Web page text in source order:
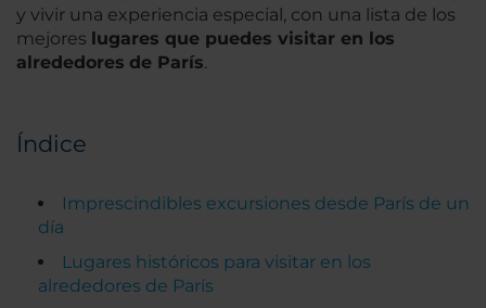
y vivir una experiencia especial, con una lista de los
mejores lugares que puedes visitar en los
alrededores de París.
Índice
Imprescindibles excursiones desde París de un
día
Lugares históricos para visitar en los
alrededores de París